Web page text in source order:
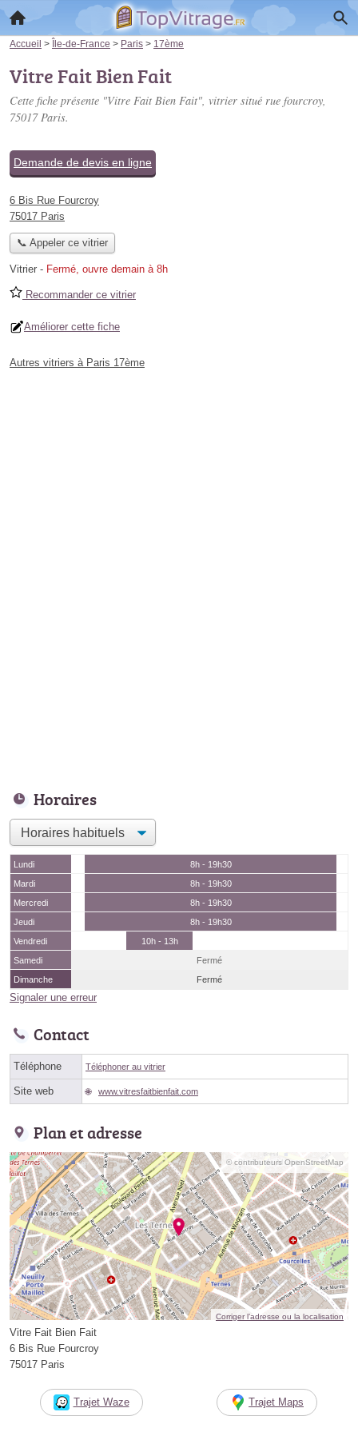
Accueil > Île-de-France > Paris > 17ème
Vitre Fait Bien Fait
Cette fiche présente "Vitre Fait Bien Fait", vitrier situé rue fourcroy,
75017 Paris.
Demande de devis en ligne
6 Bis Rue Fourcroy
75017 Paris
📞 Appeler ce vitrier
Vitrier - Fermé, ouvre demain à 8h
Recommander ce vitrier
Améliorer cette fiche
Autres vitriers à Paris 17ème
Horaires
Lundi
8h - 19h30
Mardi
8h - 19h30
Mercredi
8h - 19h30
Jeudi
8h - 19h30
Vendredi
10h - 13h
Samedi
Fermé
Dimanche
Fermé
Signaler une erreur
Contact
Téléphone Téléphoner au vitrier
Site web www.vitresfaitbienfait.com
Plan et adresse
© contributeurs OpenStreetMap
Corriger l’adresse ou la localisation
Vitre Fait Bien Fait
6 Bis Rue Fourcroy
75017 Paris
Trajet Waze Trajet Maps